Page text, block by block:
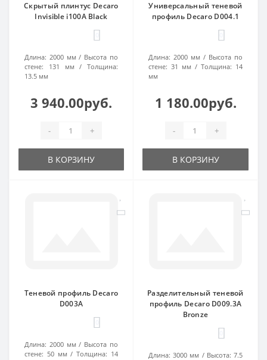
Скрытый плинтус Decaro
Invisible i100A Black
Длина: 2000 мм
Высота по
стене:
131 мм
Толщина:
13.5 мм
3 940.00руб.
- +
В КОРЗИНУ
Универсальный теневой
профиль Decaro D004.1
Длина: 2000 мм
Высота по
стене: 31 мм Толщина: 14
мм
1 180.00руб.
- +
В КОРЗИНУ
Теневой профиль Decaro
D003A
Длина: 2000 мм
Высота по
стене: 50 мм Толщина: 14
Разделительный теневой
профиль Decaro D009.3A
Bronze
Длина: 3000 мм Высота: 7.5